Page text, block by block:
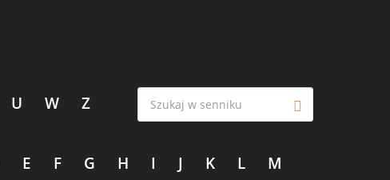
U W Z
E F G H I J K L M